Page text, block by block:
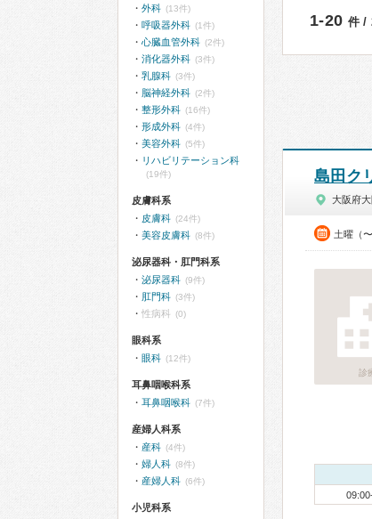
1-20 件 /
島田ク
大阪府
土曜（
診
外科 (13件)
呼吸器外科 (1件)
心臓血管外科 (2件)
消化器外科 (3件)
乳腺科 (3件)
脳神経外科 (2件)
整形外科 (16件)
形成外科 (4件)
美容外科 (5件)
リハビリテーション科
(19件)
皮膚科系
皮膚科 (24件)
美容皮膚科 (8件)
泌尿器科・肛門科系
泌尿器科 (9件)
肛門科 (3件)
性病科 (0)
眼科系
眼科 (12件)
耳鼻咽喉科系
耳鼻咽喉科 (7件)
産婦人科系
産科 (4件)
婦人科 (8件)
産婦人科 (6件)
小児科系